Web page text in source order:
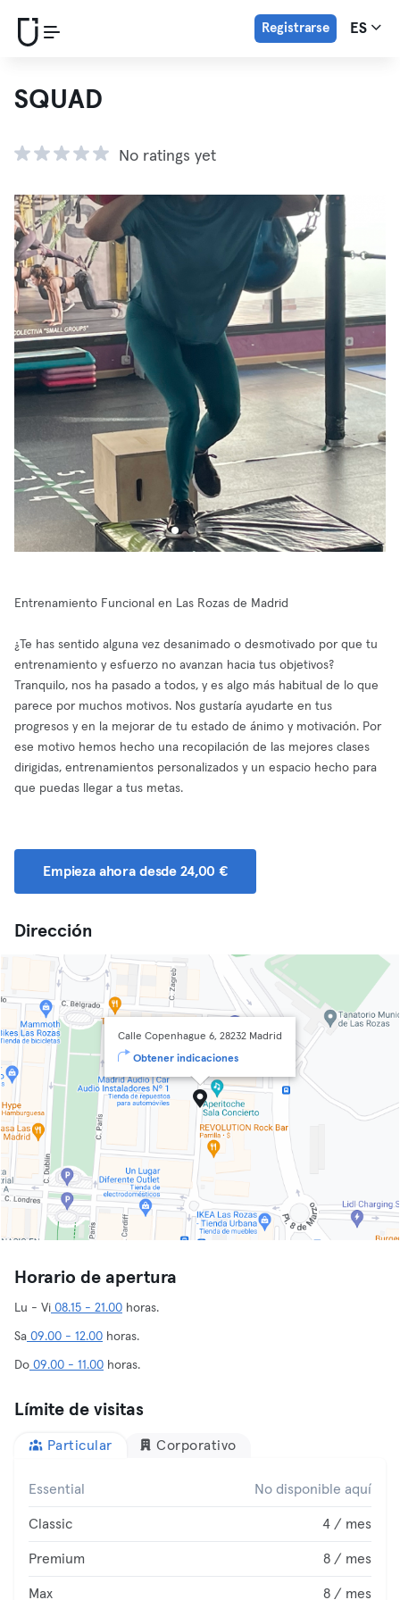
Registrarse ES
SQUAD
No ratings yet
Entrenamiento Funcional en Las Rozas de Madrid
¿Te has sentido alguna vez desanimado o desmotivado por que tu
entrenamiento y esfuerzo no avanzan hacia tus objetivos?
Tranquilo, nos ha pasado a todos, y es algo más habitual de lo que
parece por muchos motivos. Nos gustaría ayudarte en tus
progresos y en la mejorar de tu estado de ánimo y motivación. Por
ese motivo hemos hecho una recopilación de las mejores clases
dirigidas, entrenamientos personalizados y un espacio hecho para
que puedas llegar a tus metas.
Empieza ahora desde 24,00 €
Dirección
Calle Copenhague 6, 28232 Madrid
Obtener indicaciones
Horario de apertura
Lu - Vi 08.15 - 21.00 horas.
Sa 09.00 - 12.00 horas.
Do 09.00 - 11.00 horas.
Límite de visitas
Particular Corporativo
Essential No disponible aquí
Classic 4 / mes
Premium 8 / mes
Max 8 / mes